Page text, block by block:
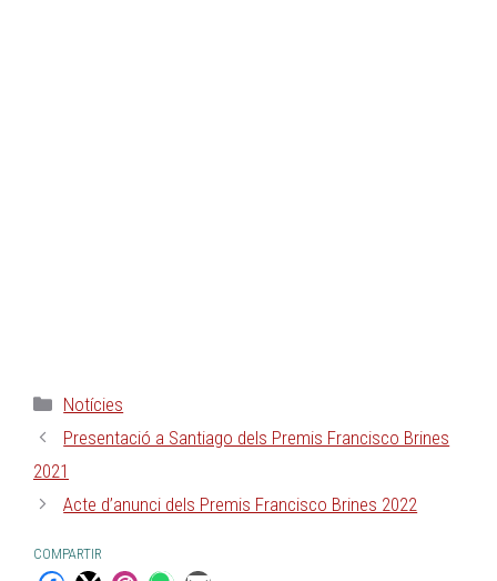
Notícies
Presentació a Santiago dels Premis Francisco Brines
2021
Acte d’anunci dels Premis Francisco Brines 2022
COMPARTIR